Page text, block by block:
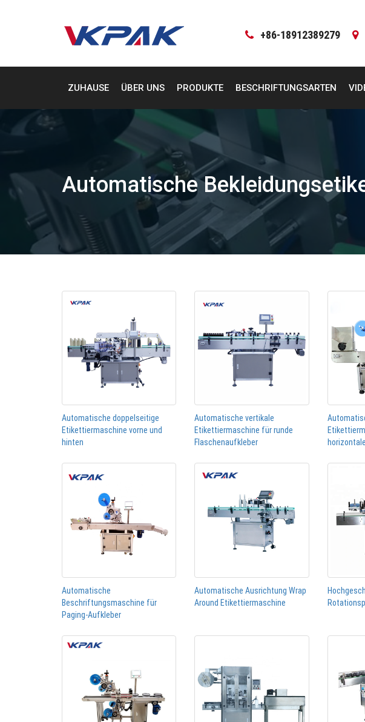
+86-18912389279
ZUHAUSE ÜBER UNS PRODUKTE BESCHRIFTUNGSARTEN
Automatische
Automatische doppelseitige
Etikettiermaschine vorne und
hinten
Automatische vertikale
Etikettiermaschine für runde
Flaschenaufkleber
Automatische
Beschriftungsmaschine für
Paging-Aufkleber
Automatische Ausrichtung Wrap
Around Etikettiermaschine